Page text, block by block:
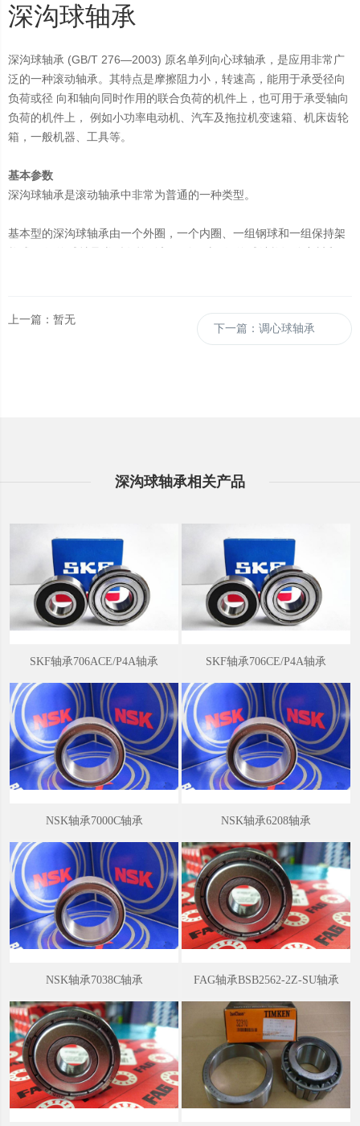
深沟球轴承
深沟球轴承 (GB/T 276—2003) 原名单列向心球轴承，是应用非常广
泛的一种滚动轴承。其特点是摩擦阻力小，转速高，能用于承受径向
负荷或径 向和轴向同时作用的联合负荷的机件上，也可用于承受轴向
负荷的机件上， 例如小功率电动机、汽车及拖拉机变速箱、机床齿轮
箱，一般机器、工具等。
基本参数
深沟球轴承是滚动轴承中非常为普通的一种类型。
基本型的深沟球轴承由一个外圈，一个内圈、一组钢球和一组保持架
构成。 深沟球轴承类型有单列和双列两种，深沟球结构还分密封和开
进入轴承滚道。防油型为接触式油封，能有效的阻止轴承内的润滑脂
外溢。
游隙时，具有角接触轴承的性能，可承受较大的轴向载荷 ，深沟球轴
轴承特性
深沟球轴承是非常常用的滚动轴承。它的结构简单，使用方便。主要
用来承受径向载荷，但当增大轴承径向游隙时，具有一定的角接触球
轴承的性能，可以承受径、轴向联合载荷。在转速较高又不宜采用推
力球轴承时，也可用来承受纯轴向载荷。与深沟球轴承规格尺寸相同
击，不适宜承受重载荷。
深沟球轴承装在轴上后，在轴承的轴向游隙范围内，可限制轴或外壳
两个方向的轴向位移，因此可在双向作轴向定位。此外，该类轴承还
具有一定的调心能力，当相对于外壳孔倾斜2′～10′时，仍能正常工
作，但对轴承寿命有一定影响。
轴承构造
深沟球轴承结构简单，与别的类型相比易于达到较高的制造精度，所
轴承除基本型外， 还有各种变型结构，如：带防尘盖的深沟球轴承，
带橡胶密封圈的深沟球轴承，有止动槽的深沟球轴承，有装球缺口的
大载荷容量的深沟球轴承，双列深沟球轴承。
轴承类型
深沟球轴承主要用于承受径向载荷，但也常用来承受径向和轴向的复
以用来承受双向纯轴向载荷，且工作期间无需保养，是价格较低、用
途广泛的一种 轴承。深沟球轴承型号有：深沟球轴承(60000型)；外
圈有止动槽的深沟 球轴承(60000N型)；一面带防尘盖，另一面外圈有
止动槽的深沟球轴承 (60000-ZN型);两面带防尘盖，外圈有止动槽的
深沟球轴承(60000-2ZN 型)；一面带防尘盖的深沟球轴承(60000Z
型)；两面带防尘盖的深沟球轴承(60000-2Z型)；一面带密封圈的深沟
球轴承(60000-LS型、60000-RZ 型)；两面带密封圈的深沟球轴承
上一篇：暂无
下一篇：调心球轴承
深沟球轴承相关产品
SKF轴承706ACE/P4A轴承 SKF轴承706CE/P4A轴承
NSK轴承7000C轴承 NSK轴承6208轴承
NSK轴承7038C轴承 FAG轴承BSB2562-2Z-SU轴承